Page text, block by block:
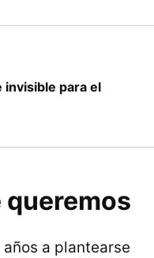
invisible para el
queremos
a plantearse